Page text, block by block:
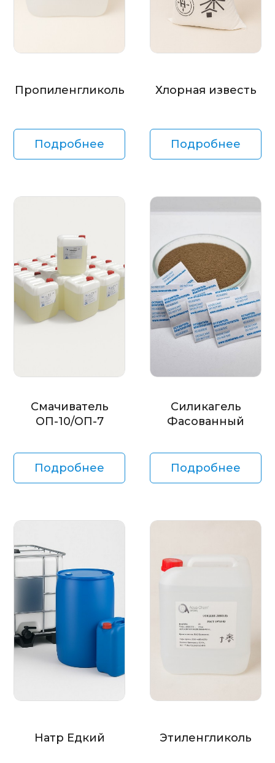
Пропиленгликоль
Подробнее
Хлорная известь
Подробнее
Смачиватель
ОП-10/ОП-7
Подробнее
Силикагель
Фасованный
Подробнее
Натр Едкий Этиленгликоль